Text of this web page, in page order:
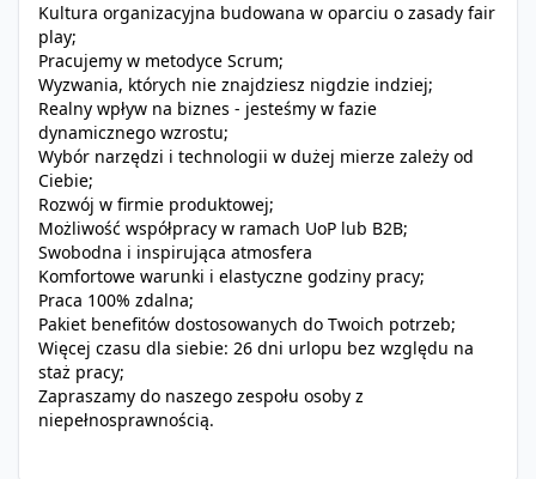
Kultura organizacyjna budowana w oparciu o zasady fair
play;
Pracujemy w metodyce Scrum;
Wyzwania, których nie znajdziesz nigdzie indziej;
Realny wpływ na biznes - jesteśmy w fazie
dynamicznego wzrostu;
Wybór narzędzi i technologii w dużej mierze zależy od
Ciebie;
Rozwój w firmie produktowej;
Możliwość współpracy w ramach UoP lub B2B;
Swobodna i inspirująca atmosfera
Komfortowe warunki i elastyczne godziny pracy;
Praca 100% zdalna;
Pakiet benefitów dostosowanych do Twoich potrzeb;
Więcej czasu dla siebie: 26 dni urlopu bez względu na
staż pracy;
Zapraszamy do naszego zespołu osoby z
niepełnosprawnością.